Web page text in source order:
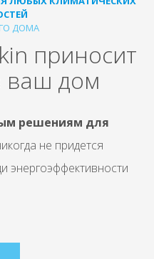
ДОМА
приносит
ваш дом
решениям для
не придется
энергоэффективности